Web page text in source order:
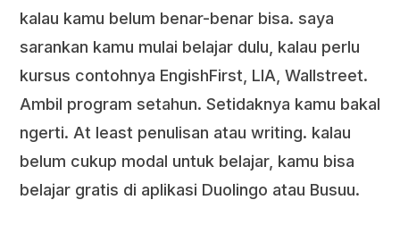
kalau kamu belum benar-benar bisa. saya
sarankan kamu mulai belajar dulu, kalau perlu
kursus contohnya EngishFirst, LIA, Wallstreet.
Ambil program setahun. Setidaknya kamu bakal
ngerti. At least penulisan atau writing. kalau
belum cukup modal untuk belajar, kamu bisa
belajar gratis di aplikasi Duolingo atau Busuu.